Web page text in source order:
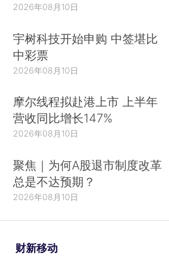
2026年08月10日
宇树科技开始申购 中签堪比
中彩票
2026年08月10日
摩尔线程拟赴港上市 上半年
营收同比增长147%
2026年08月10日
聚焦｜为何A股退市制度改革
总是不达预期？
2026年08月10日
财新移动